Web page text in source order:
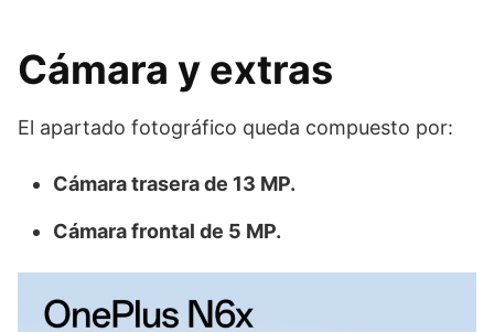
Cámara y extras
El apartado fotográfico queda compuesto por:
Cámara trasera de 13 MP.
Cámara frontal de 5 MP.